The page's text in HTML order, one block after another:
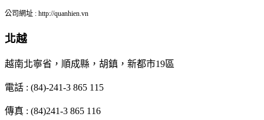
公司網址 : http://quanhien.vn
北越
越南北寧省，順成縣，胡鎮，新都市19區
電話 : (84)-241-3 865 115
傳真 : (84)241-3 865 116